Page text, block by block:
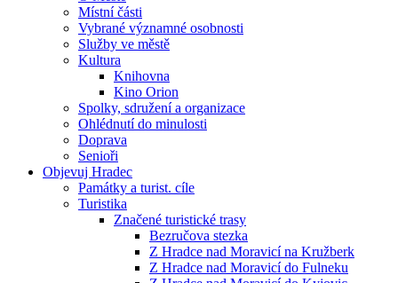
Místní části
Vybrané významné osobnosti
Služby ve městě
Kultura
Knihovna
Kino Orion
Spolky, sdružení a organizace
Ohlédnutí do minulosti
Doprava
Senioři
Objevuj Hradec
Památky a turist. cíle
Turistika
Značené turistické trasy
Bezručova stezka
Z Hradce nad Moravicí na Kružberk
Z Hradce nad Moravicí do Fulneku